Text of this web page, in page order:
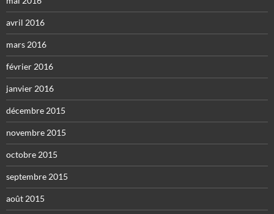
avril 2016
mars 2016
février 2016
janvier 2016
décembre 2015
novembre 2015
octobre 2015
septembre 2015
août 2015